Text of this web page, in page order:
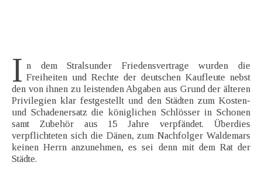
I n dem Stralsunder Friedensvertrage wurden die
Freiheiten und Rechte der deutschen Kaufleute nebst
den von ihnen zu leistenden Abgaben aus Grund der älteren
Privilegien klar festgestellt und den Städten zum Kosten-
und Schadenersatz die königlichen Schlösser in Schonen
samt Zubehör aus 15 Jahre verpfändet. Überdies
verpflichteten sich die Dänen, zum Nachfolger Waldemars
keinen Herrn anzunehmen, es sei denn mit dem Rat der
Städte.